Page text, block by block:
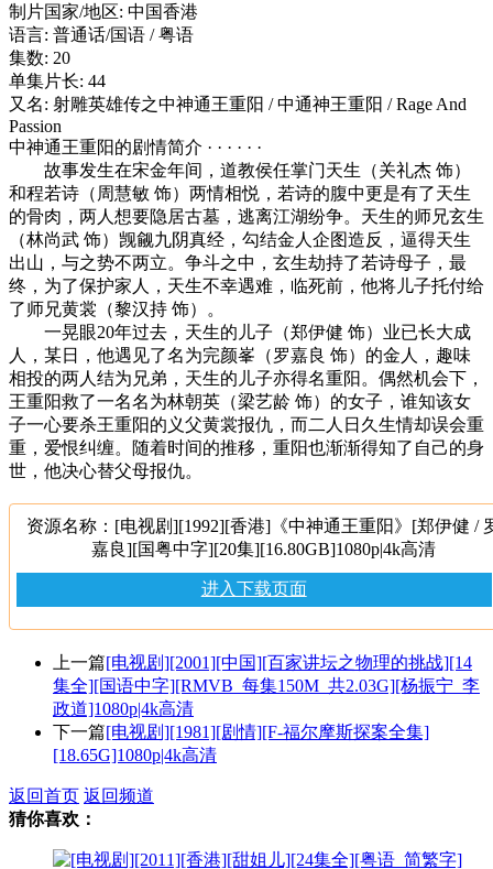
制片国家/地区: 中国香港
语言: 普通话/国语 / 粤语
集数: 20
单集片长: 44
又名: 射雕英雄传之中神通王重阳 / 中通神王重阳 / Rage And
Passion
中神通王重阳的剧情简介 · · · · · ·
故事发生在宋金年间，道教侯任掌门天生（关礼杰 饰）
和程若诗（周慧敏 饰）两情相悦，若诗的腹中更是有了天生
的骨肉，两人想要隐居古墓，逃离江湖纷争。天生的师兄玄生
（林尚武 饰）觊觎九阴真经，勾结金人企图造反，逼得天生
出山，与之势不两立。争斗之中，玄生劫持了若诗母子，最
终，为了保护家人，天生不幸遇难，临死前，他将儿子托付给
了师兄黄裳（黎汉持 饰）。
一晃眼20年过去，天生的儿子（郑伊健 饰）业已长大成
人，某日，他遇见了名为完颜峯（罗嘉良 饰）的金人，趣味
相投的两人结为兄弟，天生的儿子亦得名重阳。偶然机会下，
王重阳救了一名名为林朝英（梁艺龄 饰）的女子，谁知该女
子一心要杀王重阳的义父黄裳报仇，而二人日久生情却误会重
重，爱恨纠缠。随着时间的推移，重阳也渐渐得知了自己的身
世，他决心替父母报仇。
资源名称：[电视剧][1992][香港]《中神通王重阳》[郑伊健 /
嘉良][国粤中字][20集][16.80GB]1080p|4k高清
进入下载页面
上一篇[电视剧][2001][中国][百家讲坛之物理的挑战][14
集全][国语中字][RMVB_每集150M_共2.03G][杨振宁_李
政道]1080p|4k高清
下一篇[电视剧][1981][剧情][F-福尔摩斯探案全集]
[18.65G]1080p|4k高清
返回首页 返回频道
猜你喜欢：